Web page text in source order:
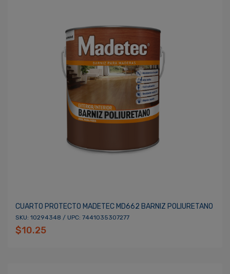
CUARTO PROTECTO MADETEC MD662 BARNIZ POLIURETANO
SKU: 10294348 / UPC: 7441035307277
$10.25